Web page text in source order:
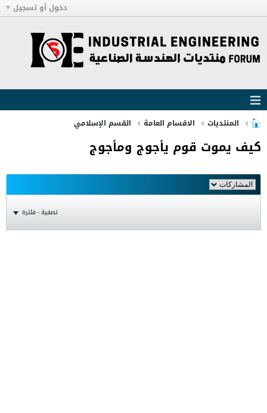
دخول أو تسجيل
المنتديات الاقسام العامة القسم الإسلامي
كيف يموت قوم يأجوج ومأجوج
تصفية - فلترة